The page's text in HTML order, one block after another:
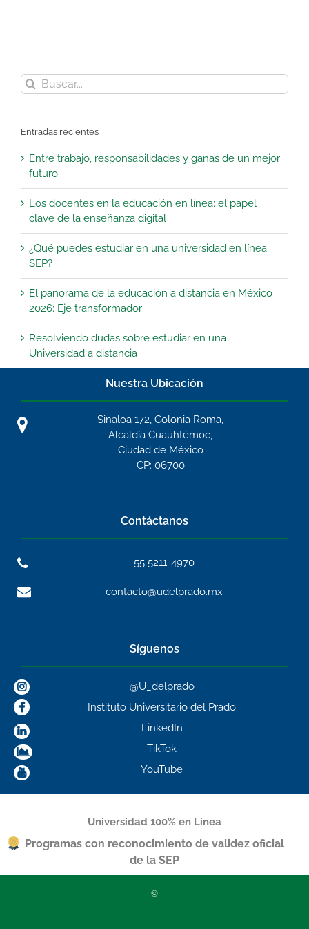
Buscar:
Entradas recientes
Entre trabajo, responsabilidades y ganas de un mejor
futuro
Los docentes en la educación en línea: el papel
clave de la enseñanza digital
¿Qué puedes estudiar en una universidad en línea
SEP?
El panorama de la educación a distancia en México
2026: Eje transformador
Resolviendo dudas sobre estudiar en una
Universidad a distancia
Nuestra Ubicación
Sinaloa 172, Colonia Roma,
Alcaldía Cuauhtémoc,
Ciudad de México
CP: 06700
Contáctanos
55 5211-4970
contacto@udelprado.mx
Síguenos
@U_delprado
Instituto Universitario del Prado
LinkedIn
TikTok
YouTube
Universidad 100% en Línea
Programas con reconocimiento de validez oficial
de la SEP
©